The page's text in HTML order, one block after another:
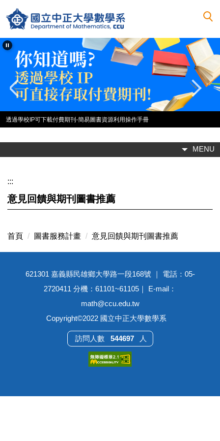
到
主
要
透過學校IP可下載付費期刊-簡易圖書資源利用操作手冊
MENU
:::
意見回饋與期刊圖書推薦
首頁 圖書服務計畫 意見回饋與期刊圖書推薦
621301 嘉義縣民雄鄉大學路一段168號 ｜ 電話：05-
2720411 分機：61101~61105｜ E-mail：
math@ccu.edu.tw
Copyright©2022 國立中正大學數學系
544697